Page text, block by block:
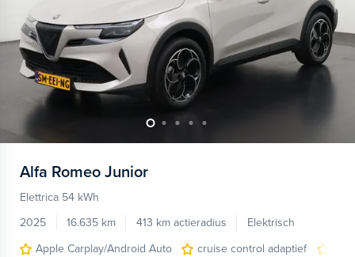
Alfa Romeo Junior
Elettrica 54 kWh
2025
16.635 km 413 km actieradius
Elektrisch
Apple Carplay/Android Auto
cruise control adaptief